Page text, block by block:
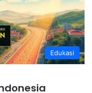
Edukasi